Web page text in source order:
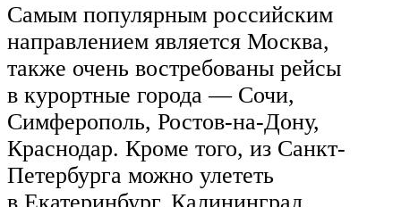
Самым популярным российским
направлением является Москва,
также очень востребованы рейсы
в курортные города — Сочи,
Симферополь, Ростов-на-Дону,
Краснодар. Кроме того, из Санкт-
Петербурга можно улететь